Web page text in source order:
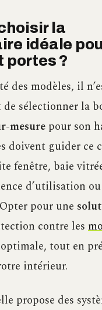
la
idéale
portes ?
des modèles, il
sélectionner la
mesure pour son
doivent guider ce
fenêtre, baie
d’utilisation
pour une
contre les
tout en
intérieur.
propose des